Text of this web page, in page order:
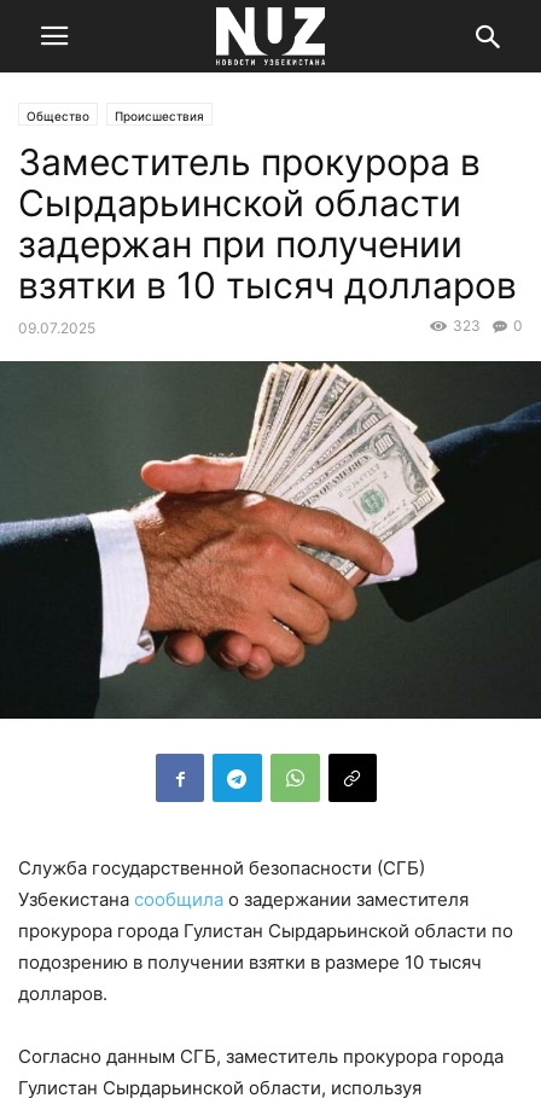
Общество Происшествия
Заместитель прокурора в
Сырдарьинской области
задержан при получении
взятки в 10 тысяч долларов
09.07.2025 0
323
Служба государственной безопасности (СГБ)
Узбекистана сообщила о задержании заместителя
прокурора города Гулистан Сырдарьинской области по
подозрению в получении взятки в размере 10 тысяч
долларов.
Согласно данным СГБ, заместитель прокурора города
Гулистан Сырдарьинской области, используя